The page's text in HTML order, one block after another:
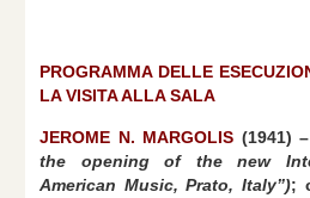
PROGRAMMA DELLE
LA VISITA ALLA SALA
JEROME N. MARGOLIS (1941) –
the opening of the new
American Music, Prato, Italy”);